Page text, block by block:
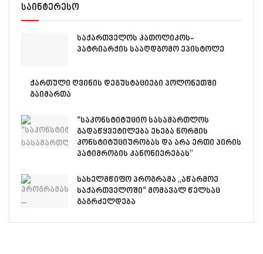
საინტერესო
საქართველოს კათოლიკოს-
პატრიარქის სააღდგომო ეპისტოლე
ქართული ღვინის დეგუსტაციები პოლონეთში
გაიმართა
“საკონსტიტუციო სასამართლოს
გადაწყვეტილება ეხება ნორმის
კონსტიტუციურობას და არა ერთი პირის
პატიმრობის კანონიერებას”
სახელმწიფო პროგრამა „აწარმოე
საქართველოში“ მომავალ წელსაც
გაგრძელდება